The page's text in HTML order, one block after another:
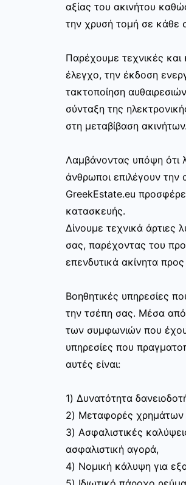
αξίας του ακινήτου
την χρυσή τομή σε κάθε
Παρέχουμε τεχνικές και
έλεγχο, την έκδοση
τακτοποίηση
σύνταξη της
στη μεταβίβαση ακινήτων.
Λαμβάνοντας υπόψη ότι
άνθρωποι επιλέγουν την
GreekEstate.eu
κατασκευής.
Δίνουμε τεχνικά άρτιες
σας, παρέχοντας του
επενδυτικά ακίνητα προς
Βοηθητικές υπηρεσίες
την τσέπη σας. Μέσα από
των συμφωνιών που
υπηρεσίες που
αυτές είναι:
1) Δυνατότητα
2) Μεταφορές χρημάτων
3) Ασφαλιστικές
ασφαλιστική αγορά,
4) Νομική κάλυψη για